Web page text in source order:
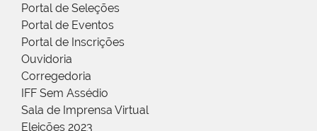
Portal de Seleções
Portal de Eventos
Portal de Inscrições
Ouvidoria
Corregedoria
IFF Sem Assédio
Sala de Imprensa Virtual
Eleições 2023